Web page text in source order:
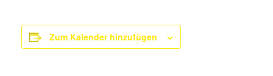
Zum Kalender hinzufügen